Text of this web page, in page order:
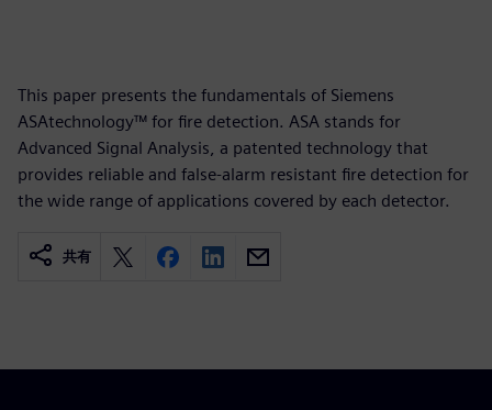
This paper presents the fundamentals of Siemens
ASAtechnology™ for fire detection. ASA stands for
Advanced Signal Analysis, a patented technology that
provides reliable and false-alarm resistant fire detection for
the wide range of applications covered by each detector.
共有